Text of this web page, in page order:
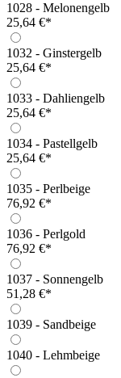
1028 - Melonengelb
25,64 €*
1032 - Ginstergelb
25,64 €*
1033 - Dahliengelb
25,64 €*
1034 - Pastellgelb
25,64 €*
1035 - Perlbeige
76,92 €*
1036 - Perlgold
76,92 €*
1037 - Sonnengelb
51,28 €*
1039 - Sandbeige
1040 - Lehmbeige